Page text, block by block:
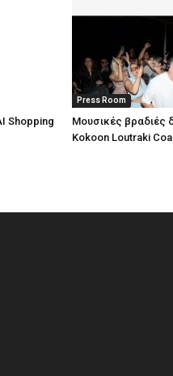
Shopping
Press Room
Μουσικές βραδιές
Kokoon Loutraki